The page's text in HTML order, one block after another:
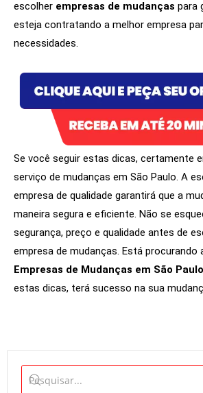
escolher empresas de mudanças para
esteja contratando a melhor empresa
necessidades.
Se você seguir estas dicas, certamente
serviço de mudanças em São Paulo. A
empresa de qualidade garantirá que a
maneira segura e eficiente. Não se
segurança, preço e qualidade antes de
empresa de mudanças. Está procurando
Empresas de Mudanças em São Paulo
estas dicas, terá sucesso na sua